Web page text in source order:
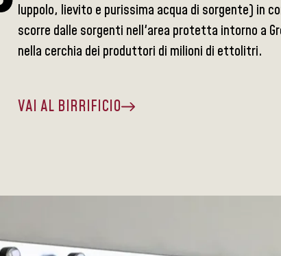
luppolo, lievito e purissima acqua di sorgente) in
scorre dalle sorgenti nell'area protetta intorno a
nella cerchia dei produttori di milioni di ettolitri.
VAI AL BIRRIFICIO